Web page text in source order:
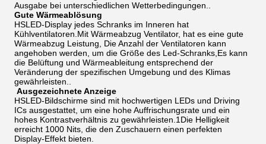
Ausgabe bei unterschiedlichen Wetterbedingungen..
Gute Wärmeablösung
HSLED-Display jedes Schranks im Inneren hat
Kühlventilatoren.Mit Wärmeabzug Ventilator, hat es eine gute
Wärmeabzug Leistung, Die Anzahl der Ventilatoren kann
angehoben werden, um die Größe des Led-Schranks,Es kann
die Belüftung und Wärmeableitung entsprechend der
Veränderung der spezifischen Umgebung und des Klimas
gewährleisten..
Ausgezeichnete Anzeige
HSLED-Bildschirme sind mit hochwertigen LEDs und Driving
ICs ausgestattet, um eine hohe Auffrischungsrate und ein
hohes Kontrastverhältnis zu gewährleisten.1Die Helligkeit
erreicht 1000 Nits, die den Zuschauern einen perfekten
Display-Effekt bieten.